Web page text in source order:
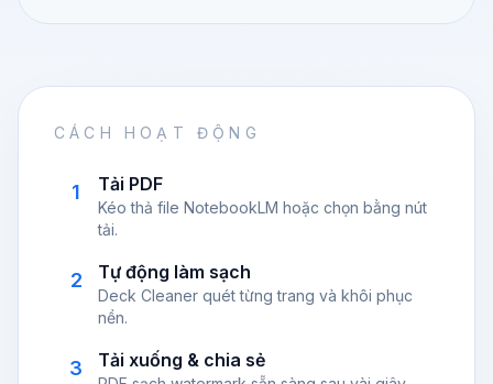
CÁCH HOẠT ĐỘNG
1 Tải PDF
Kéo thả file NotebookLM hoặc chọn bằng nút
tải.
2 Tự động làm sạch
Deck Cleaner quét từng trang và khôi phục
nền.
3 Tải xuống & chia sẻ